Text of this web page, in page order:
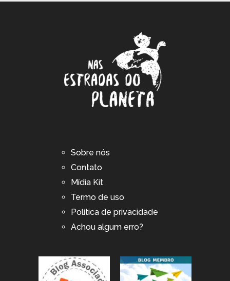
Sobre nós
Contato
Mídia Kit
Termo de uso
Política de privacidade
Achou algum erro?